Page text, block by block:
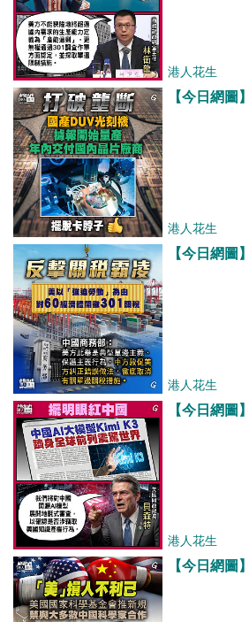
港人花生
【今日網圖
港人花生
【今日網圖
港人花生
【今日網圖
港人花生
【今日網圖